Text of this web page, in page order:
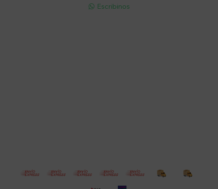
 Escribinos